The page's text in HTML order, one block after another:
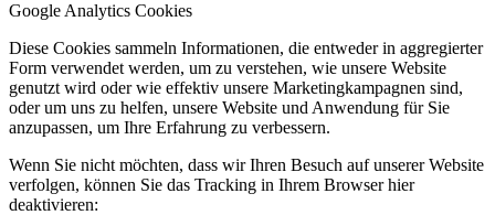
Google Analytics Cookies
Diese Cookies sammeln Informationen, die entweder in aggregierter
Form verwendet werden, um zu verstehen, wie unsere Website
genutzt wird oder wie effektiv unsere Marketingkampagnen sind,
oder um uns zu helfen, unsere Website und Anwendung für Sie
anzupassen, um Ihre Erfahrung zu verbessern.
Wenn Sie nicht möchten, dass wir Ihren Besuch auf unserer Website
verfolgen, können Sie das Tracking in Ihrem Browser hier
deaktivieren: